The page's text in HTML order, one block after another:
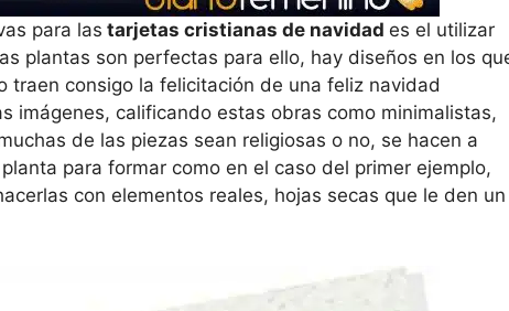
para las tarjetas cristianas de navidad es el utilizar
plantas son perfectas para ello, hay diseños en los
traen consigo la felicitación de una feliz navidad
imágenes, calificando estas obras como minimalistas,
de las piezas sean religiosas o no, se hacen a
para formar como en el caso del primer ejemplo,
con elementos reales, hojas secas que le den un